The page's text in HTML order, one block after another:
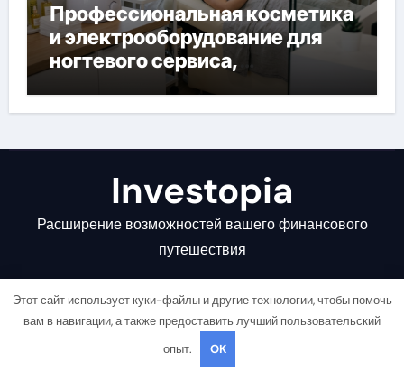
Профессиональная косметика
и электрооборудование для
ногтевого сервиса,
наращивания ресниц и
депиляции
Investopia
Расширение возможностей вашего финансового
путешествия
Copyright © All rights reserved |
Этот сайт использует куки-файлы и другие технологии, чтобы помочь
вам в навигации, а также предоставить лучший пользовательский
опыт.
OK